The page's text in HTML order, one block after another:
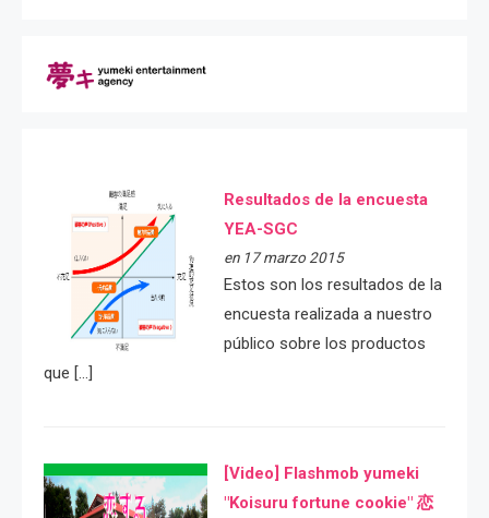
Resultados de la encuesta
YEA-SGC
en 17 marzo 2015
Estos son los resultados de la
encuesta realizada a nuestro
público sobre los productos
que […]
[Video] Flashmob yumeki
"Koisuru fortune cookie" 恋